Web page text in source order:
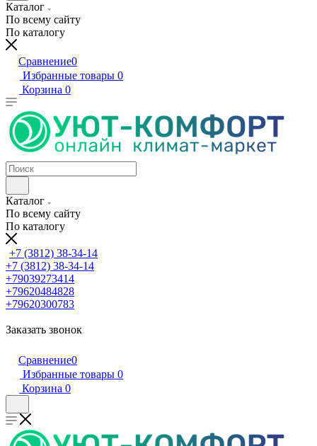
Каталог
По всему сайту
По каталогу
Сравнение0
Избранные товары 0
Корзина 0
Каталог
По всему сайту
По каталогу
+7 (3812) 38-34-14
+7 (3812) 38-34-14
+79039273414
+79620484828
+79620300783
Заказать звонок
Сравнение0
Избранные товары 0
Корзина 0